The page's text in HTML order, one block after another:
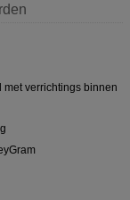
verrichtings binnen